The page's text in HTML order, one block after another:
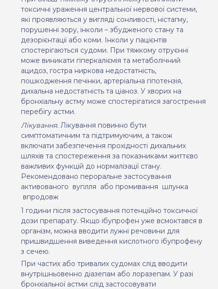
токсичні ураження центральної нервової системи,
які проявляються у вигляді сонливості, ністагму,
порушенні зору, інколи – збудженого стану та
дезорієнтації або коми. Інколи у пацієнтів
спостерігаються судоми. При тяжкому отруєнні
може виникати гіперкаліємія та метаболічний
ацидоз, гостра ниркова недостатність,
пошкодження печінки, артеріальна гіпотензія,
дихальна недостатність та ціаноз. У хворих на
бронхіальну астму може спостерігатися загострення
перебігу астми.
Лікування. Лікування повинно бути
симптоматичним та підтримуючим, а також
включати забезпечення прохідності дихальних
шляхів та спостереження за показниками життєво
важливих функцій до нормалізації стану.
Рекомендовано пероральне застосування
активованого вугілля або промивання шлунка
впродовж
1 години після застосування потенційно токсичної
дози препарату. Якщо ібупрофен уже всмоктався в
організм, можна вводити лужні речовини для
пришвидшення виведення кислотного ібупрофену
з сечею.
При частих або тривалих судомах слід вводити
внутрішньовенно діазепам або лоразепам. У разі
бронхіальної астми слід застосовувати